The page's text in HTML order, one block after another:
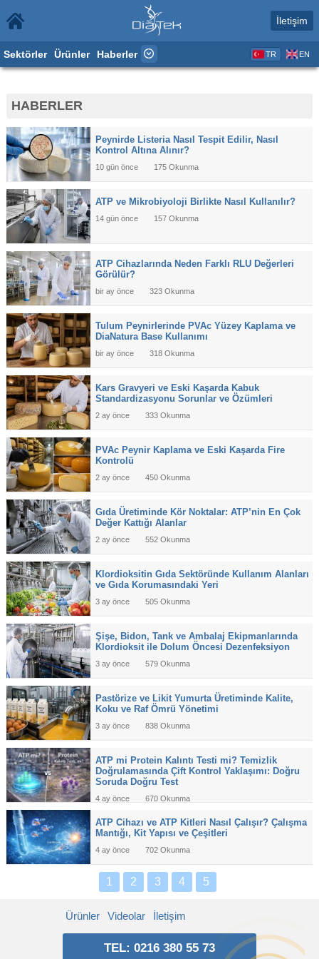
İletişim
Sektörler Ürünler Haberler TR EN
HABERLER
Peynirde Listeria Nasıl Tespit Edilir, Nasıl
Kontrol Altına Alınır?
10 gün önce 175 Okunma
ATP ve Mikrobiyoloji Birlikte Nasıl Kullanılır?
14 gün önce 157 Okunma
ATP Cihazlarında Neden Farklı RLU Değerleri
Görülür?
bir ay önce 323 Okunma
Tulum Peynirlerinde PVAc Yüzey Kaplama ve
DiaNatura Base Kullanımı
bir ay önce 318 Okunma
Kars Gravyeri ve Eski Kaşarda Kabuk
Standardizasyonu Sorunlar ve Özümleri
2 ay önce 333 Okunma
PVAc Peynir Kaplama ve Eski Kaşarda Fire
Kontrolü
2 ay önce 450 Okunma
Gıda Üretiminde Kör Noktalar: ATP’nin En Çok
Değer Kattığı Alanlar
2 ay önce 552 Okunma
Klordioksitin Gıda Sektöründe Kullanım Alanları
ve Gıda Korumasındaki Yeri
3 ay önce 505 Okunma
Şişe, Bidon, Tank ve Ambalaj Ekipmanlarında
Klordioksit ile Dolum Öncesi Dezenfeksiyon
3 ay önce 579 Okunma
Pastörize ve Likit Yumurta Üretiminde Kalite,
Koku ve Raf Ömrü Yönetimi
3 ay önce 838 Okunma
ATP mi Protein Kalıntı Testi mi? Temizlik
Doğrulamasında Çift Kontrol Yaklaşımı: Doğru
Soruda Doğru Test
4 ay önce 670 Okunma
ATP Cihazı ve ATP Kitleri Nasıl Çalışır? Çalışma
Mantığı, Kit Yapısı ve Çeşitleri
4 ay önce 702 Okunma
1 2 3 4 5
Ürünler Videolar İletişim
TEL: 0216 380 55 73